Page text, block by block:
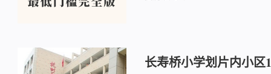
长寿桥小学划片内小区